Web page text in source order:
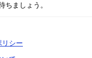
ちましょう。
リシー